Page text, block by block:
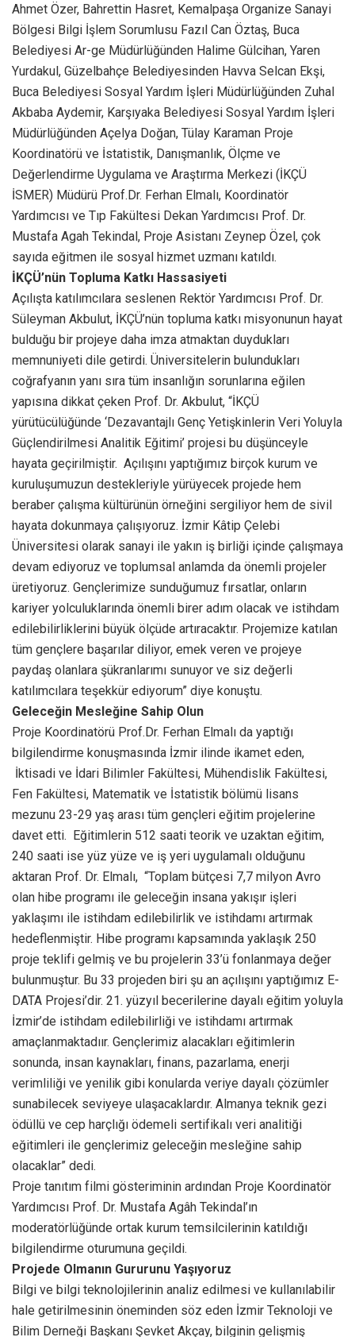
Ahmet Özer, Bahrettin Hasret, Kemalpaşa Organize Sanayi
Bölgesi Bilgi İşlem Sorumlusu Fazıl Can Öztaş, Buca
Belediyesi Ar-ge Müdürlüğünden Halime Gülcihan, Yaren
Yurdakul, Güzelbahçe Belediyesinden Havva Selcan Ekşi,
Buca Belediyesi Sosyal Yardım İşleri Müdürlüğünden Zuhal
Akbaba Aydemir, Karşıyaka Belediyesi Sosyal Yardım İşleri
Müdürlüğünden Açelya Doğan, Tülay Karaman Proje
Koordinatörü ve İstatistik, Danışmanlık, Ölçme ve
Değerlendirme Uygulama ve Araştırma Merkezi (İKÇÜ
İSMER) Müdürü Prof.Dr. Ferhan Elmalı, Koordinatör
Yardımcısı ve Tıp Fakültesi Dekan Yardımcısı Prof. Dr.
Mustafa Agah Tekindal, Proje Asistanı Zeynep Özel, çok
sayıda eğitmen ile sosyal hizmet uzmanı katıldı.
İKÇÜ’nün Topluma Katkı Hassasiyeti
Açılışta katılımcılara seslenen Rektör Yardımcısı Prof. Dr.
Süleyman Akbulut, İKÇÜ’nün topluma katkı misyonunun hayat
bulduğu bir projeye daha imza atmaktan duydukları
memnuniyeti dile getirdi. Üniversitelerin bulundukları
coğrafyanın yanı sıra tüm insanlığın sorunlarına eğilen
yapısına dikkat çeken Prof. Dr. Akbulut, “İKÇÜ
yürütücülüğünde ‘Dezavantajlı Genç Yetişkinlerin Veri Yoluyla
Güçlendirilmesi Analitik Eğitimi’ projesi bu düşünceyle
hayata geçirilmiştir. Açılışını yaptığımız birçok kurum ve
kuruluşumuzun destekleriyle yürüyecek projede hem
beraber çalışma kültürünün örneğini sergiliyor hem de sivil
hayata dokunmaya çalışıyoruz. İzmir Kâtip Çelebi
Üniversitesi olarak sanayi ile yakın iş birliği içinde çalışmaya
devam ediyoruz ve toplumsal anlamda da önemli projeler
üretiyoruz. Gençlerimize sunduğumuz fırsatlar, onların
kariyer yolculuklarında önemli birer adım olacak ve istihdam
edilebilirliklerini büyük ölçüde artıracaktır. Projemize katılan
tüm gençlere başarılar diliyor, emek veren ve projeye
paydaş olanlara şükranlarımı sunuyor ve siz değerli
katılımcılara teşekkür ediyorum” diye konuştu.
Geleceğin Mesleğine Sahip Olun
Proje Koordinatörü Prof.Dr. Ferhan Elmalı da yaptığı
bilgilendirme konuşmasında İzmir ilinde ikamet eden,
İktisadi ve İdari Bilimler Fakültesi, Mühendislik Fakültesi,
Fen Fakültesi, Matematik ve İstatistik bölümü lisans
mezunu 23-29 yaş arası tüm gençleri eğitim projelerine
davet etti. Eğitimlerin 512 saati teorik ve uzaktan eğitim,
240 saati ise yüz yüze ve iş yeri uygulamalı olduğunu
aktaran Prof. Dr. Elmalı, “Toplam bütçesi 7,7 milyon Avro
olan hibe programı ile geleceğin insana yakışır işleri
yaklaşımı ile istihdam edilebilirlik ve istihdamı artırmak
hedeflenmiştir. Hibe programı kapsamında yaklaşık 250
proje teklifi gelmiş ve bu projelerin 33’ü fonlanmaya değer
bulunmuştur. Bu 33 projeden biri şu an açılışını yaptığımız E-
DATA Projesi’dir. 21. yüzyıl becerilerine dayalı eğitim yoluyla
İzmir’de istihdam edilebilirliği ve istihdamı artırmak
amaçlanmaktadıır. Gençlerimiz alacakları eğitimlerin
sonunda, insan kaynakları, finans, pazarlama, enerji
verimliliği ve yenilik gibi konularda veriye dayalı çözümler
sunabilecek seviyeye ulaşacaklardır. Almanya teknik gezi
ödüllü ve cep harçlığı ödemeli sertifikalı veri analitiği
eğitimleri ile gençlerimiz geleceğin mesleğine sahip
olacaklar” dedi.
Proje tanıtım filmi gösteriminin ardından Proje Koordinatör
Yardımcısı Prof. Dr. Mustafa Agâh Tekindal’ın
moderatörlüğünde ortak kurum temsilcilerinin katıldığı
bilgilendirme oturumuna geçildi.
Projede Olmanın Gururunu Yaşıyoruz
Bilgi ve bilgi teknolojilerinin analiz edilmesi ve kullanılabilir
hale getirilmesinin öneminden söz eden İzmir Teknoloji ve
Bilim Derneği Başkanı Şevket Akçay, bilginin gelişmiş